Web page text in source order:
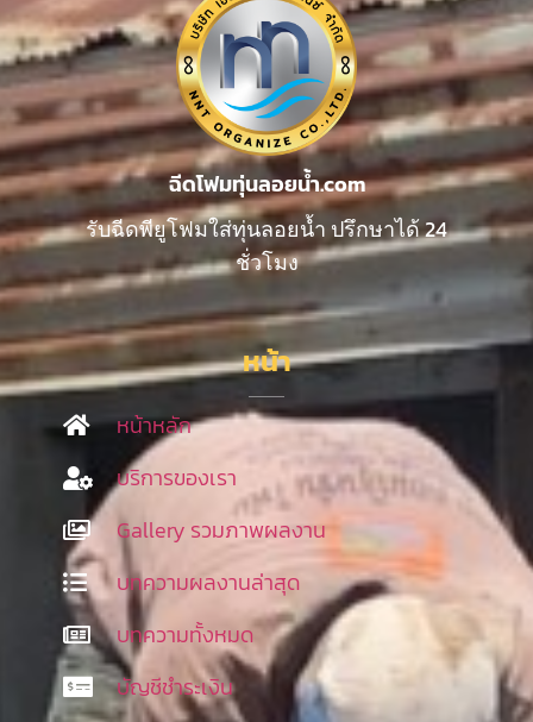
ฉีดโฟมทุ่นลอยน้ำ.com
รับฉีดพียูโฟมใส่ทุ่นลอยน้ำ ปรึกษาได้ 24
ชั่วโมง
หน้า
หน้าหลัก
บริการของเรา
Gallery รวมภาพผลงาน
บทความผลงานล่าสุด
บทความทั้งหมด
บัญชีชำระเงิน